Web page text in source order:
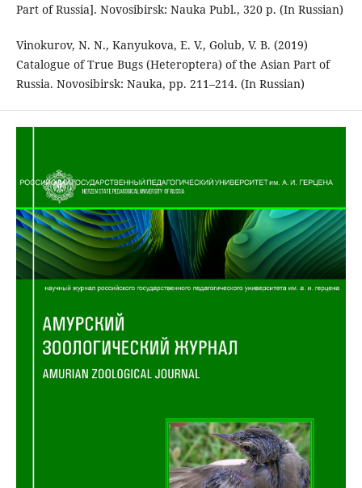
Part of Russia]. Novosibirsk: Nauka Publ., 320 p. (In Russian)
Vinokurov, N. N., Kanyukova, E. V., Golub, V. B. (2019)
Catalogue of True Bugs (Heteroptera) of the Asian Part of
Russia. Novosibirsk: Nauka, pp. 211–214. (In Russian)